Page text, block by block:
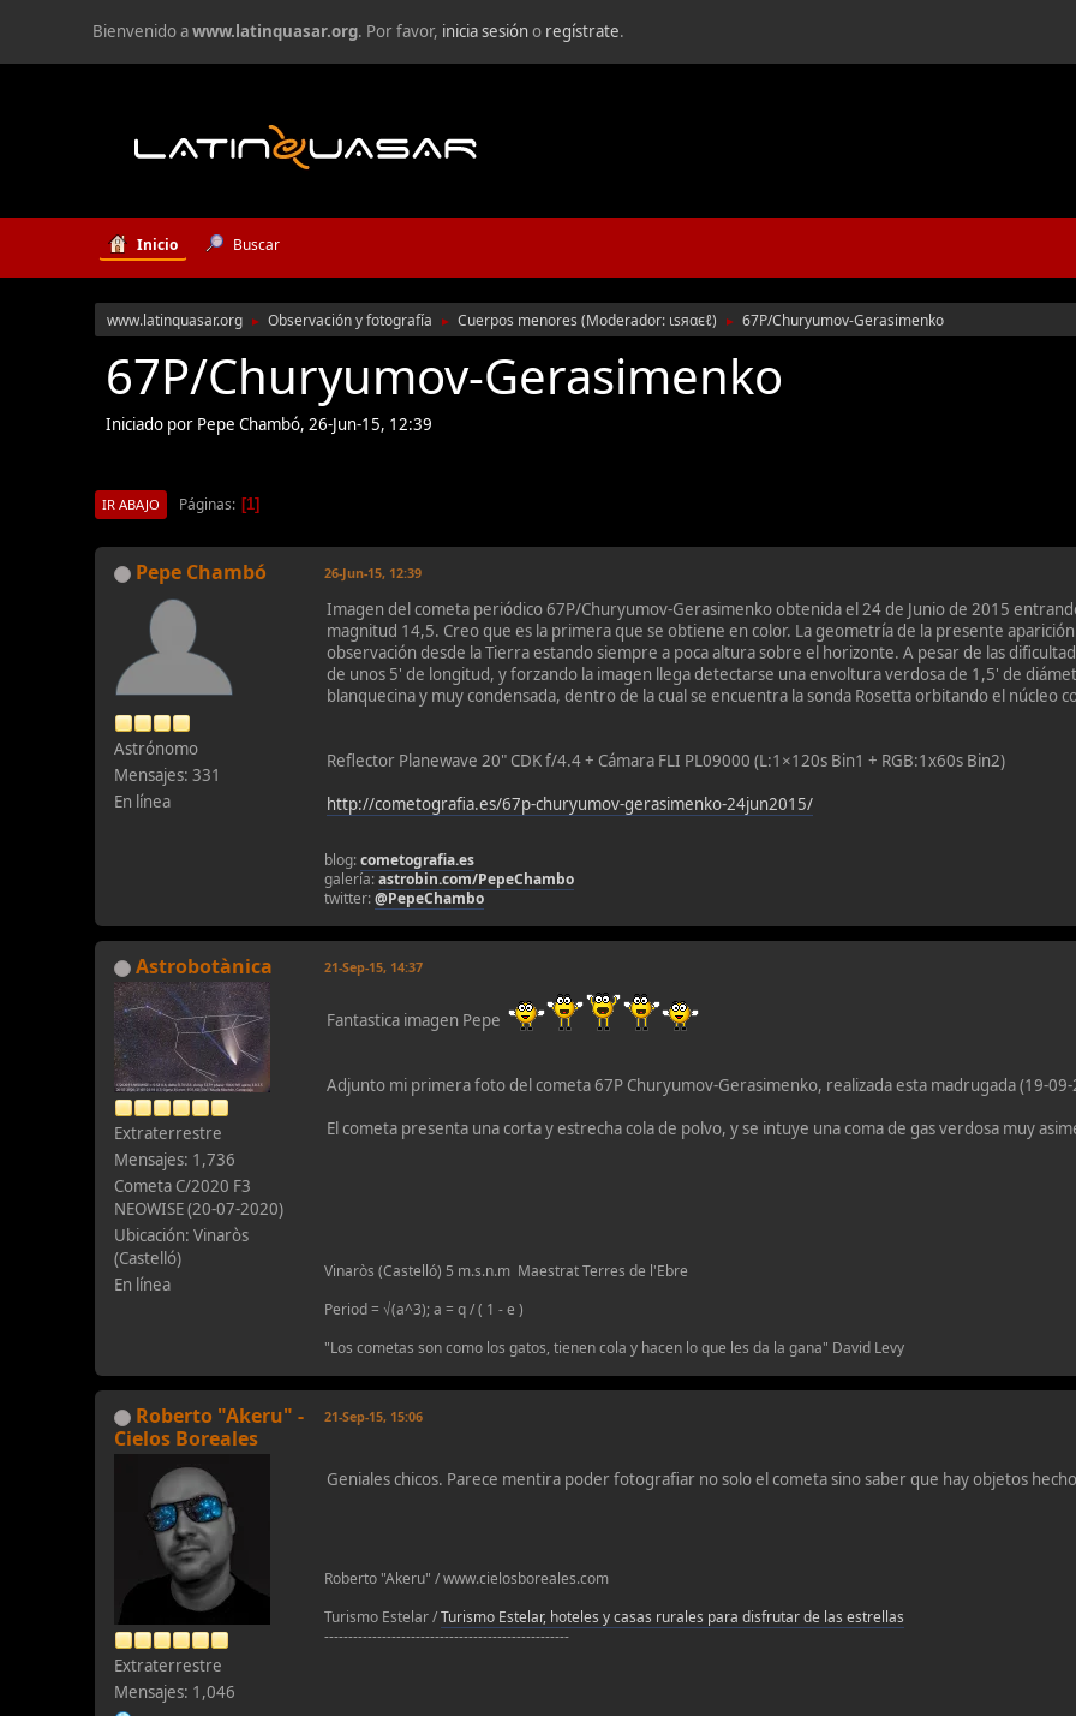
Bienvenido awww.latinquasar.org. Por favor, inicia sesióno regístrate.
Inicio Buscar
www.latinquasar.org ► Observación y fotografía ► Cuerpos menores (Moderador: ιѕяαєℓ) ► 67P/Churyumov-Gerasimenko
67P/Churyumov-Gerasimenko
Iniciado por Pepe Chambó, 26-Jun-15, 12:39
IR ABAJO Páginas 1
Pepe Chambó
Astrónomo
Mensajes: 331
En línea
26-Jun-15, 12:39
Imagen del cometa periódico 67P/Churyumov-Gerasimenko obtenida el 24 de Junio de 2015
magnitud 14,5. Creo que es la primera que se obtiene en color. La geometría de la presente
observación desde la Tierra estando siempre a poca altura sobre el horizonte. A pesar de las
de unos 5' de longitud, y forzando la imagen llega detectarse una envoltura verdosa de 1,5' de
blanquecina y muy condensada, dentro de la cual se encuentra la sonda Rosetta orbitando el núcleo
Reflector Planewave 20" CDK f/4.4 + Cámara FLI PL09000 (L:1×120s Bin1 + RGB:1x60s Bin2)
http://cometografia.es/67p-churyumov-gerasimenko-24jun2015/
blog:cometografia.es
galería:astrobin.com/PepeChambo
twitter:@PepeChambo
Astrobotànica
Extraterrestre
Mensajes: 1,736
Cometa C/2020 F3
NEOWISE (20-07-2020)
Ubicación: Vinaròs
(Castelló)
En línea
21-Sep-15, 14:37
Fantastica imagen Pepe
Adjunto mi primera foto del cometa 67P Churyumov-Gerasimenko, realizada esta madrugada (19-
El cometa presenta una corta y estrecha cola de polvo, y se intuye una coma de gas verdosa muy
Vinaròs (Castelló) 5 m.s.n.m Maestrat Terres de l'Ebre
Period = √(a^3); a = q / ( 1 - e )
"Los cometas son como los gatos, tienen cola y hacen lo que les da la gana" David Levy
Roberto "Akeru" -
Cielos Boreales
Extraterrestre
Mensajes: 1,046
21-Sep-15, 15:06
Geniales chicos. Parece mentira poder fotografiar no solo el cometa sino saber que hay objetos
Roberto "Akeru" / www.cielosboreales.com
Turismo Estelar /Turismo Estelar, hoteles y casas rurales para disfrutar de las estrellas
---------------------------------------------------